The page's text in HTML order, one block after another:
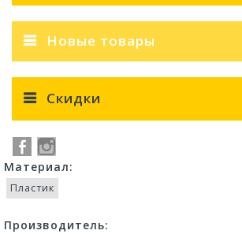
Новые товары
Скидки
Материал:
Пластик
Производитель: